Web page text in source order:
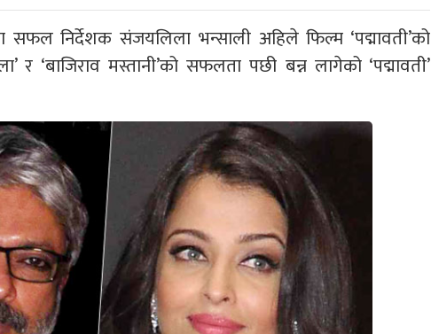
सफल निर्देशक संजयलिला भन्साली अहिले फिल्म ‘पद्मावती’को
र ‘बाजिराव मस्तानी’को सफलता पछी बन्न लागेको ‘पद्मावती’